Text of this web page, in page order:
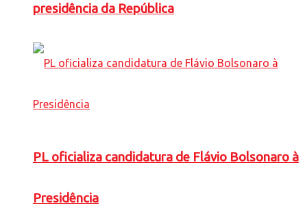
presidência da República
PL oficializa candidatura de Flávio Bolsonaro à
Presidência